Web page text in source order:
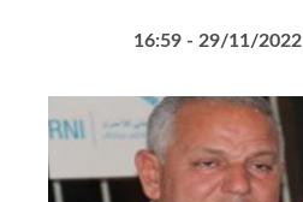
29/11/2022 - 16:59